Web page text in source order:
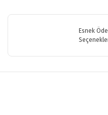
Ürün resmi kalitesiz, bozuk
Esnek